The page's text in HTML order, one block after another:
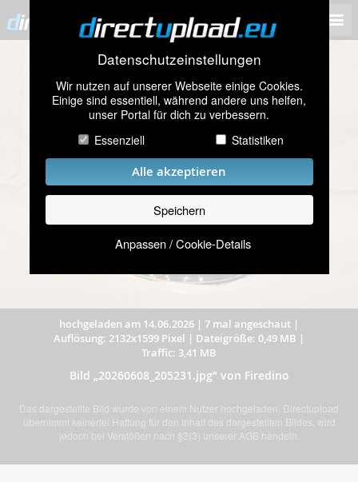
Datenschutzeinstellungen
Wir nutzen auf unserer Webseite einige Cookies.
Einige sind essentiell, während andere uns helfen,
unser Portal für dich zu verbessern.
Essenziell
Statistiken
Alle akzeptieren
Speichern
Anpassen / Cookie-Details
hochgeladen am 14.06.2026 | 7 mal angeschaut |
Auflösung: 2132x1599 Pixel | Dateigröße: 0,49 MB |
Traffic: 3,41 MB
Bild „20260608_205231.jpg” von Firedino
Das dargestellte Bild wurde von einem Nutzer hochgeladen. Directupload
übernimmt keinerlei Haftung für den Inhalt des dargestellten Bildes, wird
jedoch bei Verstößen nach §2(3) unserer AGB handeln.